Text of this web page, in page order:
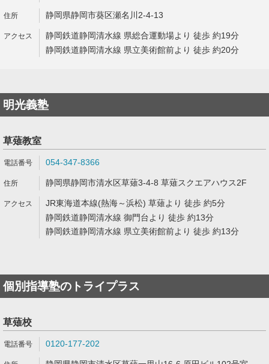
静岡県静岡市葵区瀬名川2-4-13
静岡鉄道静岡清水線 県総合運動場より 徒歩 約19分
静岡鉄道静岡清水線 県立美術館前より 徒歩 約20分
明光義塾
草薙教室
054-347-8366
静岡県静岡市清水区草薙3-4-8 草薙スクエアハウス2F
JR東海道本線(熱海～浜松) 草薙より 徒歩 約5分
静岡鉄道静岡清水線 御門台より 徒歩 約13分
静岡鉄道静岡清水線 県立美術館前より 徒歩 約13分
個別指導塾のトライプラス
草薙校
0120-177-202